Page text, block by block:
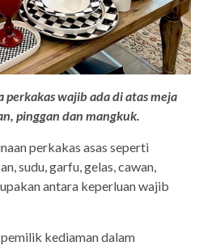
wajib ada di atas meja
pinggan dan mangkuk.
perkakas asas seperti
sudu, garfu, gelas, cawan,
antara keperluan wajib
kediaman dalam